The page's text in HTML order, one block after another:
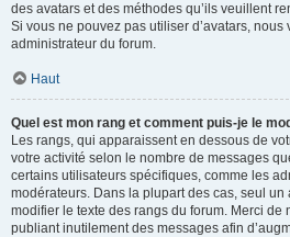
des avatars et des méthodes qu’ils veuillent
Si vous ne pouvez pas utiliser d’avatars, nous
administrateur du forum.
Haut
Quel est mon rang et comment puis-je le
Les rangs, qui apparaissent en dessous de
votre activité selon le nombre de messages
certains utilisateurs spécifiques, comme les
modérateurs. Dans la plupart des cas, seul
modifier le texte des rangs du forum. Merci de
publiant inutilement des messages afin